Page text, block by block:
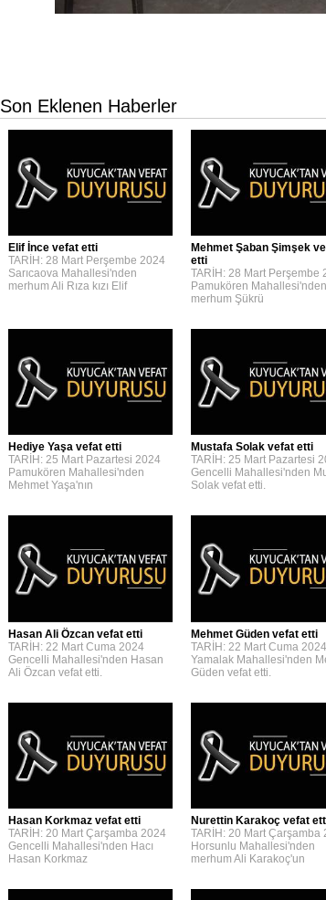
Son Eklenen Haberler
Elif İnce vefat etti
TARİH: 28 Mart Perşembe 2024
Sarıcaova Mahallesi'nden
merhum Ali Rıza kızı Elif
Mehmet Şaban Şimşek
etti
TARİH: 28 Mart Perşembe
Pamukören Mahallesi'nden
merhum Şükrü
Hediye Yaşa vefat etti
TARİH: 25 Mart Pazartesi 2024
Pamukören Mahallesi'nden
Mehmet Yaşa'nın
Mustafa Solak vefat etti
TARİH: 25 Mart Pazartesi
Gencelli Mahallesi'nden
Solak vefat etti.
Hasan Ali Özcan vefat etti
TARİH: 22 Mart Cuma 2024
Gencelli Mahallesi'nden Hasan
Ali Özcan vefat etti.
Mehmet Güden vefat etti
TARİH: 22 Mart Cuma 2024
Yamalak Mahallesi'nden
Güden vefat etti.
Hasan Korkmaz vefat etti
TARİH: 20 Mart Çarşamba 2024
Gencelli Mahallesi'nden Hacı
Hasan Korkmaz
Nurettin Karakoç vefat
TARİH: 20 Mart Çarşamba
Horsunlu Mahallesi'nden
merhum Ali Karakoç'un